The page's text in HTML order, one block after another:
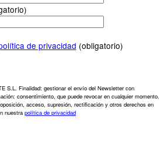
de privacidad (obligatorio)
S.L. Finalidad: gestionar el envío del Newsletter con
consentimiento, que puede revocar en cualquier momento.
acceso, supresión, rectificación y otros derechos en
nuestra política de privacidad